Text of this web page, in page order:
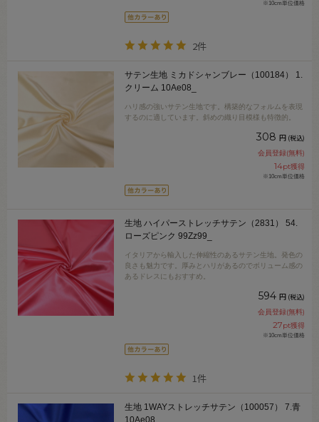
※10cm単位価格
2件
サテン生地 ミカドシャンブレー（100184） 1.
クリーム 10Ae08_
ハリ感の強いサテン生地です。構築的なフォルムを表現
するのに適しています。斜めの織り目模様も特徴的。
308 円 (税込)
会員登録(無料)
14pt獲得
※10cm単位価格
生地 ハイパーストレッチサテン（2831） 54.
ローズピンク 99Zz99_
イタリアから輸入した伸縮性のあるサテン生地。発色の
良さも魅力です。厚みとハリがあるのでボリューム感の
あるドレスにもおすすめ。
594 円 (税込)
会員登録(無料)
27pt獲得
※10cm単位価格
1件
生地 1WAYストレッチサテン（100057） 7.青
10Ae08_